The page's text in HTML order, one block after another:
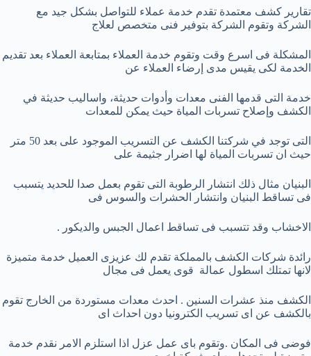
تقارير كشف معتمدة تقدم خدمة عملاء للتواصل بشكل جيد مع
الشركة وتقوم الشركة بتوفير فنى متخصص لعلاج
المشكلة فى اسرع وقت وتقوم خدمة العملاء بمتابعة العملاء بعد تقديم
الخدمة لكى يقيس مدى إرضاء العملاء عن
خدمة التى قدمها الفنى معدات وأدوات حديثة، واساليب حديثة في
الكشف وإصلاح تسربات المياة حيث يمكن للمعدات
التى توجد في شركتنا الكشف عن التسريب الموجود على بعد 50 متر
حيث ان تسربات المياة لها اضرار جثيمة على
البنيان مثال ذلك انتشار الرطوبة التى تقوم بعمل صدا للحديد يتسبب
فى تساقط البنيان وانتشار الحشرات والسوس فى
الاخشاب وقد تتسبب فى تساقط اعمال الجبس والديكور .
رائدة شركات الكشف بالمملكة تقدم لك عزيزى العميل خدمة متميزة
لانها تمتلك اسطول عمالة قوى يعمل فى مجال
الكشف منذ عشرات السنين . احدث معدات مستوردة من الخارج تقوم
بالكشف عن اى تسريب الكترونيا دون احداث اى
فوضى فى المكان .وتقوم باى عمل عزل اذا استلزم الامر نقدم خدمة